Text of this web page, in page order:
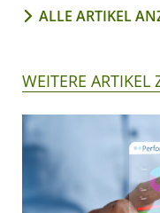
ALLE ARTIKEL
WEITERE ARTIKEL